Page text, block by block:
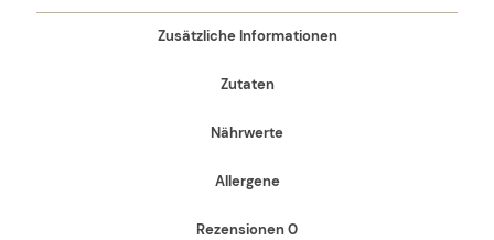
Zusätzliche Informationen
Zutaten
Nährwerte
Allergene
Rezensionen0